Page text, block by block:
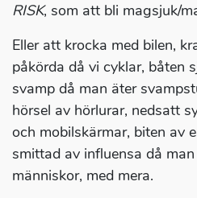
RISK, som att bli magsjuk/
Eller att krocka med bilen,
påkörda då vi cyklar, båten
svamp då man äter
hörsel av hörlurar, nedsatt
och mobilskärmar, biten av
smittad av influensa då
människor, med mera.